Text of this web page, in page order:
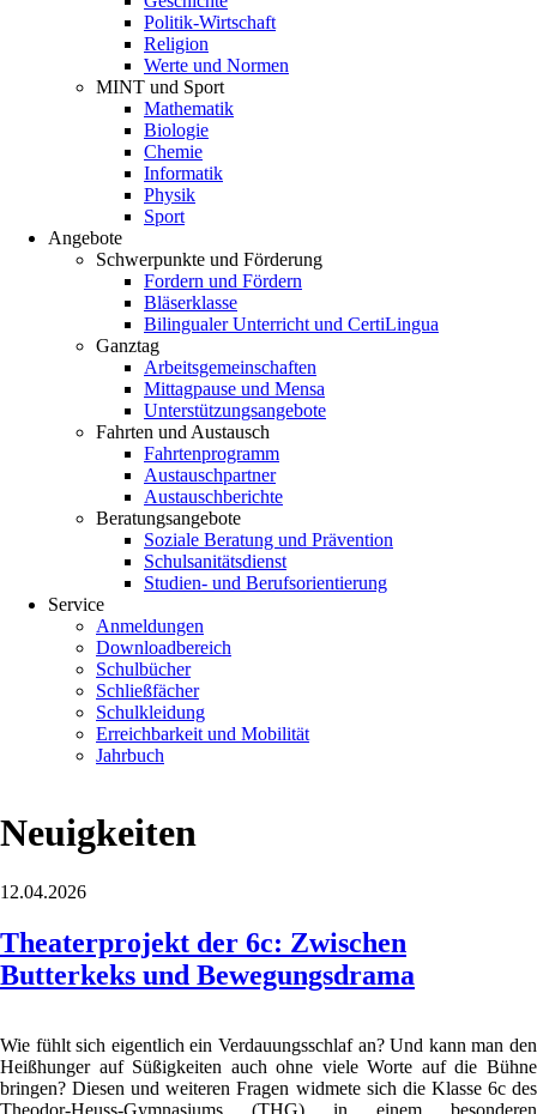
Politik-Wirtschaft
Religion
Werte und Normen
MINT und Sport
Mathematik
Biologie
Chemie
Informatik
Physik
Sport
Angebote
Schwerpunkte und Förderung
Fordern und Fördern
Bläserklasse
Bilingualer Unterricht und CertiLingua
Ganztag
Arbeitsgemeinschaften
Mittagpause und Mensa
Unterstützungsangebote
Fahrten und Austausch
Fahrtenprogramm
Austauschpartner
Austauschberichte
Beratungsangebote
Soziale Beratung und Prävention
Schulsanitätsdienst
Studien- und Berufsorientierung
Service
Anmeldungen
Downloadbereich
Schulbücher
Schließfächer
Schulkleidung
Erreichbarkeit und Mobilität
Jahrbuch
Neuigkeiten
12.04.2026
Theaterprojekt der 6c: Zwischen
Butterkeks und Bewegungsdrama
Wie fühlt sich eigentlich ein Verdauungsschlaf an? Und kann man den
Heißhunger auf Süßigkeiten auch ohne viele Worte auf die Bühne
bringen? Diesen und weiteren Fragen widmete sich die Klasse 6c des
Theodor-Heuss-Gymnasiums (THG) in einem besonderen